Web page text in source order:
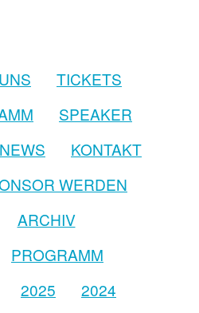
TICKETS
SPEAKER
NEWS
KONTAKT
WERDEN
ARCHIV
PROGRAMM
2025
2024